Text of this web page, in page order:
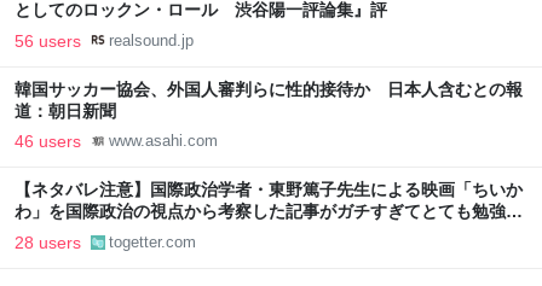
としてのロックン・ロール 渋谷陽一評論集』評
56 users realsound.jp
韓国サッカー協会、外国人審判らに性的接待か 日本人含むとの報
道：朝日新聞
46 users www.asahi.com
【ネタバレ注意】国際政治学者・東野篤子先生による映画「ちいか
わ」を国際政治の視点から考察した記事がガチすぎてとても勉強に
なる
28 users togetter.com